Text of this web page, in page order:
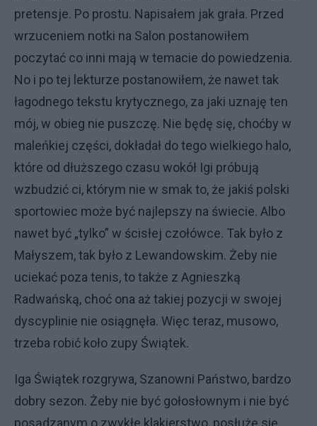
pretensje. Po prostu. Napisałem jak grała. Przed
wrzuceniem notki na Salon postanowiłem
poczytać co inni mają w temacie do powiedzenia.
No i po tej lekturze postanowiłem, że nawet tak
łagodnego tekstu krytycznego, za jaki uznaję ten
mój, w obieg nie puszczę. Nie będę się, choćby w
maleńkiej części, dokładał do tego wielkiego halo,
które od dłuższego czasu wokół Igi próbują
wzbudzić ci, którym nie w smak to, że jakiś polski
sportowiec może być najlepszy na świecie. Albo
nawet być „tylko” w ścisłej czołówce. Tak było z
Małyszem, tak było z Lewandowskim. Żeby nie
uciekać poza tenis, to także z Agnieszką
Radwańską, choć ona aż takiej pozycji w swojej
dyscyplinie nie osiągnęła. Więc teraz, musowo,
trzeba robić koło zupy Świątek.
Iga Świątek rozgrywa, Szanowni Państwo, bardzo
dobry sezon. Żeby nie być gołosłownym i nie być
posądzanym o zwykłe klakierstwo, posłużę się